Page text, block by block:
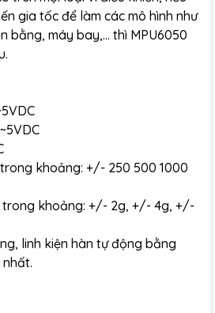
gia tốc để làm các mô hình như
bằng, máy bay,... thì MPU6050
khoảng: +/- 250 500 1000
trong khoảng: +/- 2g, +/- 4g, +/-
linh kiện hàn tự động bằng